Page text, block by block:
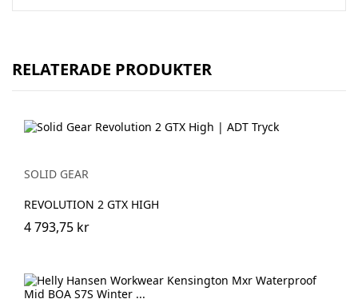
RELATERADE PRODUKTER
SOLID GEAR
REVOLUTION 2 GTX HIGH
4 793,75 kr